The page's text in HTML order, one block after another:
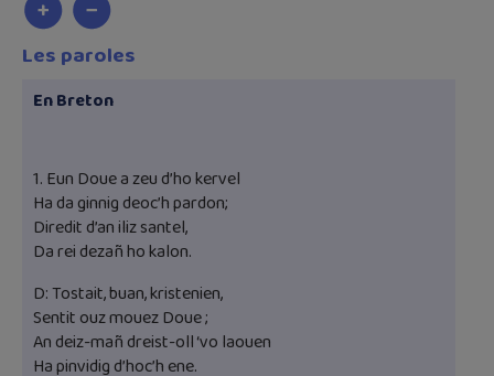
Les paroles
En Breton
1. Eun Doue a zeu d’ho kervel
Ha da ginnig deoc’h pardon;
Diredit d’an iliz santel,
Da rei dezañ ho kalon.
D: Tostait, buan, kristenien,
Sentit ouz mouez Doue ;
An deiz-mañ dreist-oll ‘vo laouen
Ha pinvidig d’hoc’h ene.